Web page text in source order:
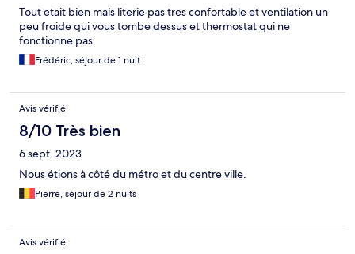
Tout etait bien mais literie pas tres confortable et ventilation un
peu froide qui vous tombe dessus et thermostat qui ne
fonctionne pas.
Frédéric, séjour de 1 nuit
Avis vérifié
8/10 Très bien
6 sept. 2023
Nous étions à côté du métro et du centre ville.
Pierre, séjour de 2 nuits
Avis vérifié